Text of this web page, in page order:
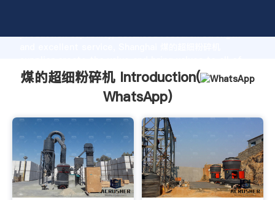
production capability, advanced research strength
customers.
煤的超细粉碎机 Introduction(
WhatsApp)